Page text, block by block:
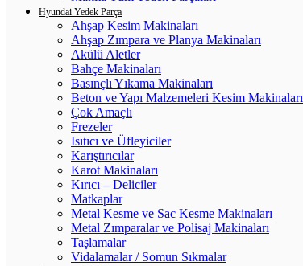
Hyundai Yedek Parça
Ahşap Kesim Makinaları
Ahşap Zımpara ve Planya Makinaları
Akülü Aletler
Bahçe Makinaları
Basınçlı Yıkama Makinaları
Beton ve Yapı Malzemeleri Kesim Makinaları
Çok Amaçlı
Frezeler
Isıtıcı ve Üfleyiciler
Karıştırıcılar
Karot Makinaları
Kırıcı – Deliciler
Matkaplar
Metal Kesme ve Sac Kesme Makinaları
Metal Zımparalar ve Polisaj Makinaları
Taşlamalar
Vidalamalar / Somun Sıkmalar